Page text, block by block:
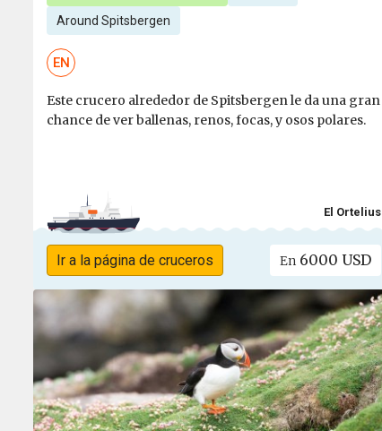
Around Spitsbergen
EN
Este crucero alrededor de Spitsbergen le da una gran
chance de ver ballenas, renos, focas, y osos polares.
El Ortelius
Ir a la página de cruceros En 6000 USD